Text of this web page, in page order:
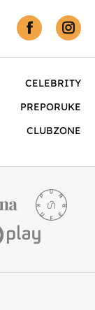
CELEBRITY
PREPORUKE
CLUBZONE